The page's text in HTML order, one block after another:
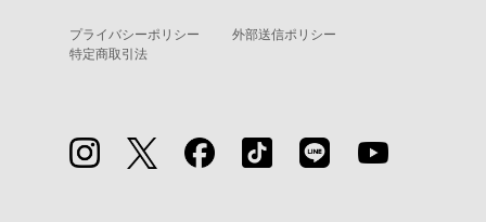
プライバシーポリシー
外部送信ポリシー
特定商取引法